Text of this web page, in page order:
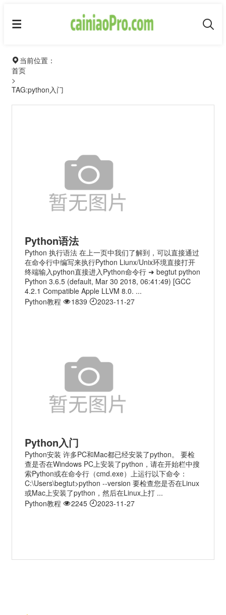
当前位置：
首页
>
TAG:python入门
Python语法
Python 执行语法 在上一页中我们了解到，可以直接通过
在命令行中编写来执行Python Liunx/Unix环境直接打开
终端输入python直接进入Python命令行 ➜ begtut python
Python 3.6.5 (default, Mar 30 2018, 06:41:49) [GCC
4.2.1 Compatible Apple LLVM 8.0. ...
Python教程
1839 2023-11-27
Python入门
Python安装 许多PC和Mac都已经安装了python。 要检
查是否在Windows PC上安装了python，请在开始栏中搜
索Python或在命令行（cmd.exe）上运行以下命令：
C:\Users\begtut>python --version 要检查您是否在Linux
或Mac上安装了python，然后在Linux上打 ...
Python教程
2245 2023-11-27